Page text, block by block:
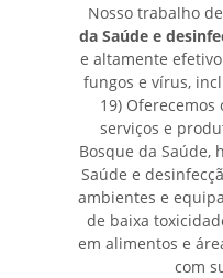
Nosso trabalho de
da Saúde e
e altamente
fungos e vírus,
19)
serviços e
Bosque da Saúde,
Saúde e
ambientes e
de baixa
em alimentos e
com